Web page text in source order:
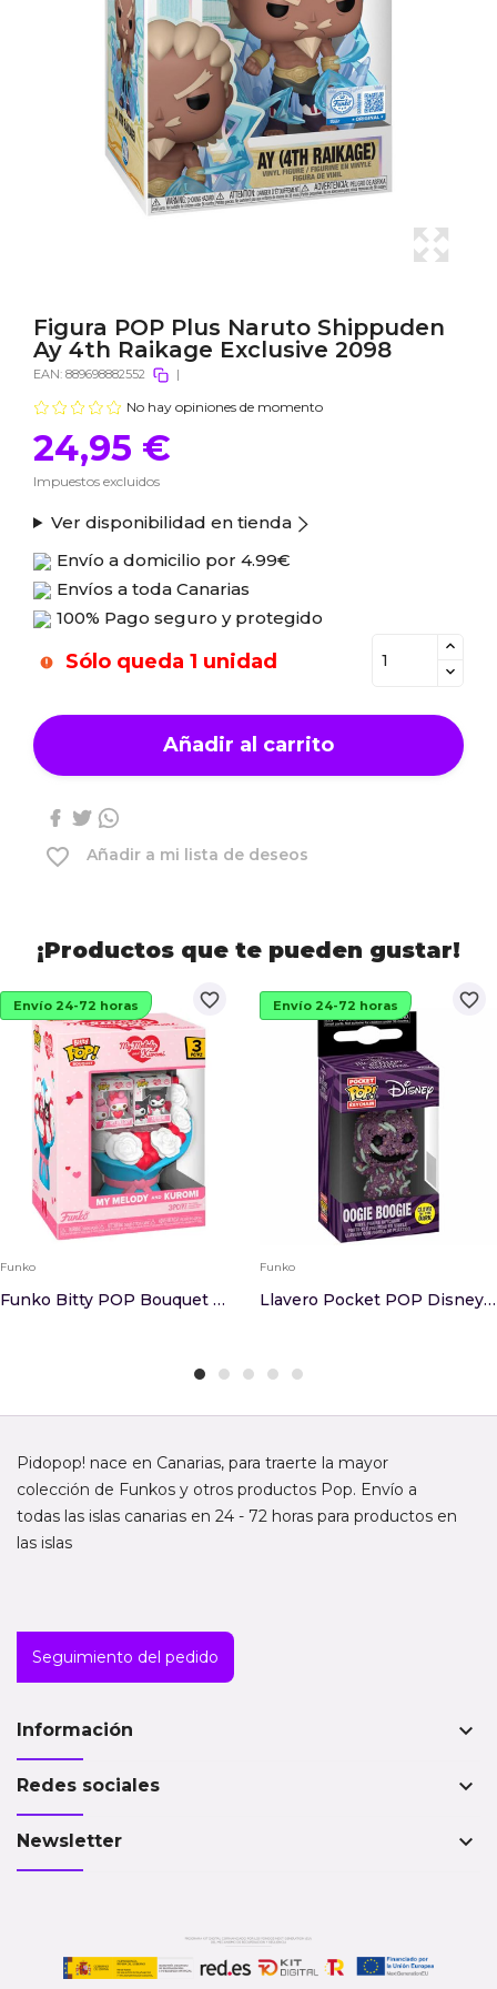
Figura POP Plus Naruto Shippuden
Ay 4th Raikage Exclusive 2098
EAN: 889698882552 |
No hay opiniones de momento
24,95 €
Impuestos excluidos
Ver disponibilidad en tienda
Envío a domicilio por 4.99€
Envíos a toda Canarias
100% Pago seguro y protegido
Sólo queda 1 unidad
Añadir al carrito
favorite_border Añadir a mi lista de deseos
¡Productos que te pueden gustar!
favorite_border
Envío 24-72 horas
Funko
Funko Bitty POP Bouquet Hello Kitty My Melody A...
favorite_border
Envío 24-72 horas
Funko
Llavero Pocket POP Disney Pesadilla Antes De Na...
Pidopop! nace en Canarias, para traerte la mayor
colección de Funkos y otros productos Pop. Envío a
todas las islas canarias en 24 - 72 horas para productos en
las islas
Seguimiento del pedido
Información keyboard_arrow_down
Redes sociales keyboard_arrow_down
Newsletter keyboard_arrow_down